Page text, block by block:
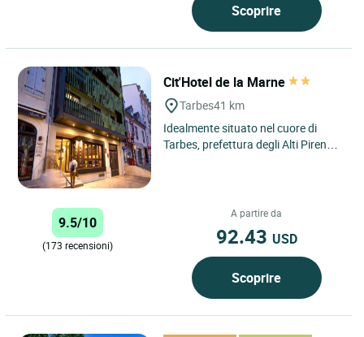
Scoprire
Cit'Hotel de la Marne
Tarbes41 km
Idealmente situato nel cuore di
Tarbes, prefettura degli Alti Pirenei,
9.5/10
(173 recensioni)
A partire da
92.43 USD
Scoprire